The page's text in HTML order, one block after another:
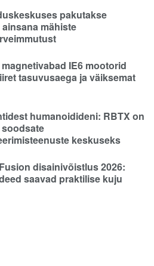
pakutakse
mähiste
IE6 mootorid
tasuvusaega ja väiksemat
humanoidideni: RBTX on
keskuseks
disainivõistlus 2026:
saavad praktilise kuju